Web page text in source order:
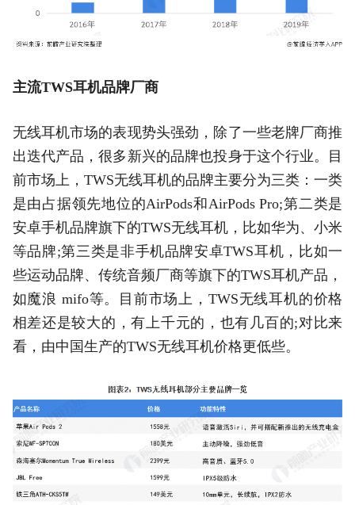
主流TWS耳机品牌厂商
无线耳机市场的表现势头强劲，除了一些老牌厂商推
出迭代产品，很多新兴的品牌也投身于这个行业。目
前市场上，TWS无线耳机的品牌主要分为三类：一类
是由占据领先地位的AirPods和AirPods Pro;第二类是
安卓手机品牌旗下的TWS无线耳机，比如华为、小米
等品牌;第三类是非手机品牌安卓TWS耳机，比如一
些运动品牌、传统音频厂商等旗下的TWS耳机产品，
如魔浪 mifo等。目前市场上，TWS无线耳机的价格
相差还是较大的，有上千元的，也有几百的;对比来
看，由中国生产的TWS无线耳机价格更低些。